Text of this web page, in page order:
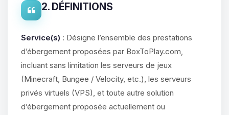
2. DÉFINITIONS
Service(s) : Désigne l’ensemble des prestations
d’ébergement proposées par BoxToPlay.com,
incluant sans limitation les serveurs de jeux
(Minecraft, Bungee / Velocity, etc.), les serveurs
privés virtuels (VPS), et toute autre solution
d’ébergement proposée actuellement ou